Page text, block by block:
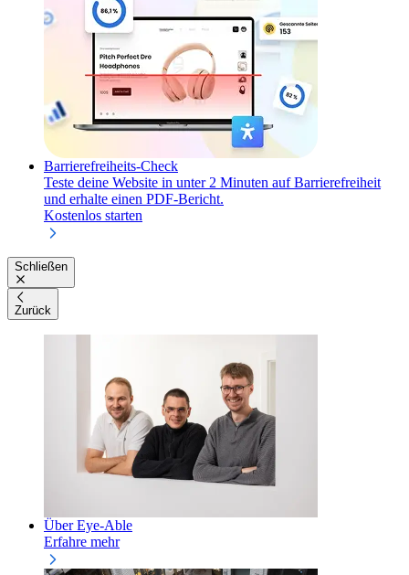
Barrierefreiheits-Check
Teste deine Website in unter 2 Minuten auf Barrierefreiheit
und erhalte einen PDF-Bericht.
Kostenlos starten
Schließen
Zurück
Über Eye-Able
Erfahre mehr